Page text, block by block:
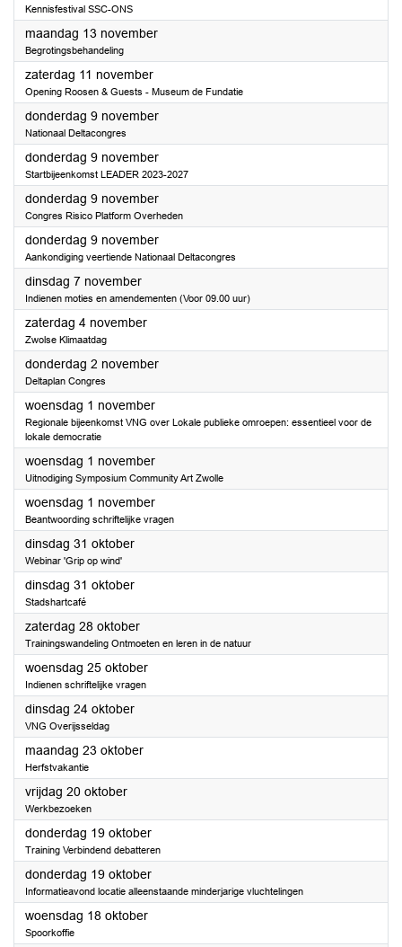
Kennisfestival SSC-ONS
maandag 13 november2023
Begrotingsbehandeling
zaterdag 11 november2023
Opening Roosen & Guests - Museum de Fundatie
donderdag 9 november2023
Nationaal Deltacongres
donderdag 9 november2023
Startbijeenkomst LEADER 2023-2027
donderdag 9 november2023
Congres Risico Platform Overheden
donderdag 9 november2023
Aankondiging veertiende Nationaal Deltacongres
dinsdag 7 november2023
Indienen moties en amendementen (Voor 09.00 uur)
zaterdag 4 november2023
Zwolse Klimaatdag
donderdag 2 november2023
Deltaplan Congres
woensdag 1 november2023
Regionale bijeenkomst VNG over Lokale publieke omroepen: essentieel voor de
lokale democratie
woensdag 1 november2023
Uitnodiging Symposium Community Art Zwolle
woensdag 1 november2023
Beantwoording schriftelijke vragen
dinsdag 31 oktober2023
Webinar 'Grip op wind'
dinsdag 31 oktober2023
Stadshartcafé
zaterdag 28 oktober2023
Trainingswandeling Ontmoeten en leren in de natuur
woensdag 25 oktober2023
Indienen schriftelijke vragen
dinsdag 24 oktober2023
VNG Overijsseldag
maandag 23 oktober2023
Herfstvakantie
vrijdag 20 oktober2023
Werkbezoeken
donderdag 19 oktober2023
Training Verbindend debatteren
donderdag 19 oktober2023
Informatieavond locatie alleenstaande minderjarige vluchtelingen
woensdag 18 oktober2023
Spoorkoffie